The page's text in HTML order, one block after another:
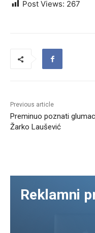
Post Views: 267
Previous article
Preminuo poznati glumac
Žarko Laušević
Reklamni